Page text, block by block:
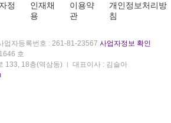
정
인재채
용
이용약
관
개인정보처리방
침
업자등록번호 : 261-81-23567 사업자정보 확인
호
133, 18층(역삼동)
대표이사 : 김슬아